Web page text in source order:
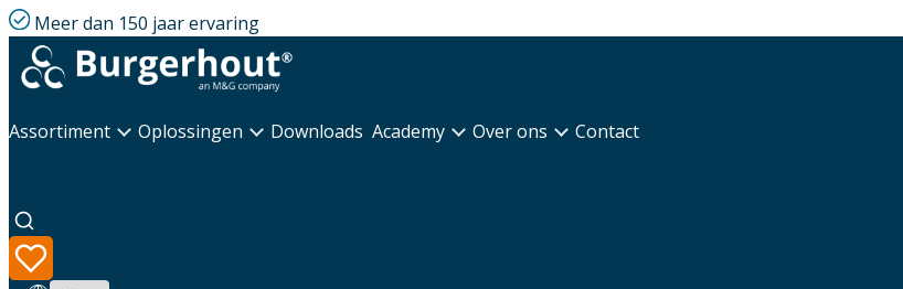
Meer dan 150 jaar ervaring
Assortiment Oplossingen Downloads Academy Over ons Contact